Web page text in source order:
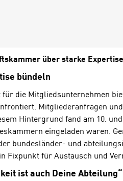
über starke
bündeln
für die Mitgliedsunternehmen
Mitgliederanfragen
Hintergrund fand am 10.
eingeladen waren.
bundesländer- und
Fixpunkt für Austausch und
ist auch Deine Abteilung“